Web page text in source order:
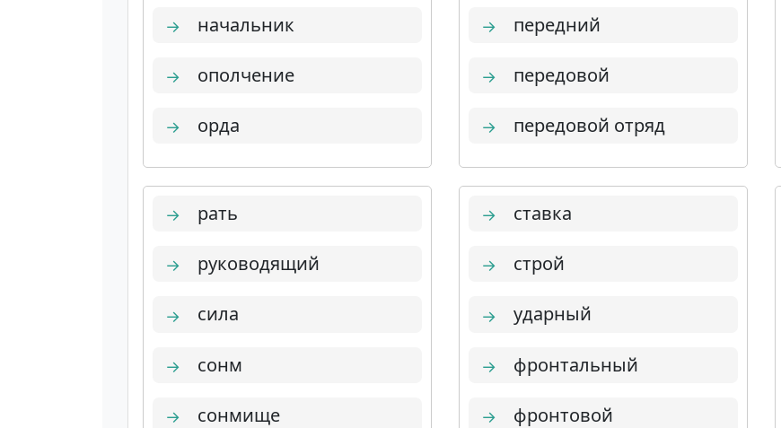
→ начальник
→ ополчение
→ орда
→ передний
→ передовой
→ передовой отряд
→ рать
→ руководящий
→ сила
→ сонм
→ сонмище
→ ставка
→ строй
→ ударный
→ фронтальный
→ фронтовой